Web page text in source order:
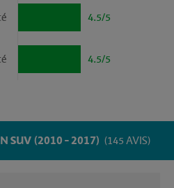
4.5/5
4.5/5
SUV (2010 - 2017) (145 AVIS)